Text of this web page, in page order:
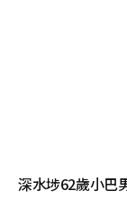
深水埗62歲小巴